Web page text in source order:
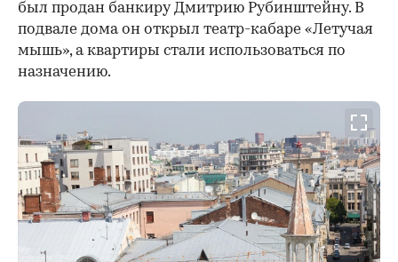
был продан банкиру Дмитрию Рубинштейну. В
подвале дома он открыл театр-кабаре «Летучая
мышь», а квартиры стали использоваться по
назначению.